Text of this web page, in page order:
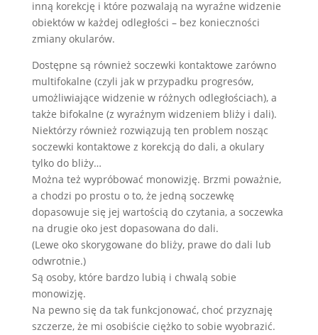
inną korekcję i które pozwalają na wyraźne widzenie
obiektów w każdej odległości – bez konieczności
zmiany okularów.
Dostępne są również soczewki kontaktowe zarówno
multifokalne (czyli jak w przypadku progresów,
umożliwiające widzenie w różnych odległościach), a
także bifokalne (z wyraźnym widzeniem bliży i dali).
Niektórzy również rozwiązują ten problem nosząc
soczewki kontaktowe z korekcją do dali, a okulary
tylko do bliży…
Można też wypróbować monowizję. Brzmi poważnie,
a chodzi po prostu o to, że jedną soczewkę
dopasowuje się jej wartością do czytania, a soczewka
na drugie oko jest dopasowana do dali.
(Lewe oko skorygowane do bliży, prawe do dali lub
odwrotnie.)
Są osoby, które bardzo lubią i chwalą sobie
monowizję.
Na pewno się da tak funkcjonować, choć przyznaję
szczerze, że mi osobiście ciężko to sobie wyobrazić.